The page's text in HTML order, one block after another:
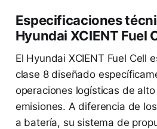
Especificaciones
Hyundai XCIENT Fuel
El Hyundai XCIENT Fuel Cell
clase 8 diseñado
operaciones logísticas de
emisiones. A diferencia de
a batería, su sistema de